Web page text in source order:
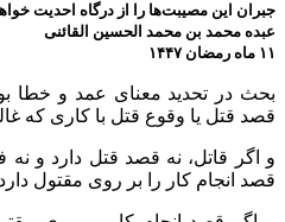
جبران این مصیبت‌ها را از درگاه احدیت
عبده محمد بن محمد الحسین القائنی
۱۱ ماه رمضان ۱۴۴۷
بحث در تحدید معنای عمد و خطا
قصد قتل یا وقوع قتل با کاری که
و اگر قاتل، نه قصد قتل دارد و
قصد انجام کار را بر روی مقتول